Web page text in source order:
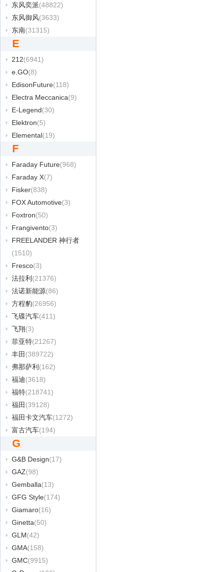
东风奕派(48822)
东风御风(3633)
东南(31315)
E
212(6941)
e.GO(8)
EdisonFuture(118)
Electra Meccanica(9)
E-Legend(30)
Elektron(5)
Elemental(19)
F
Faraday Future(968)
Faraday X(7)
Fisker(838)
FOX Automotive(3)
Foxtron(50)
Frangivento(3)
FREELANDER 神行者
(1510)
Fresco(3)
法拉利 (21376)
法诺新能源(86)
方程豹(26956)
飞碟汽车(411)
飞翔(3)
菲亚特(21267)
丰田 (389722)
弗那萨利 (162)
福迪(3618)
福特(218741)
福田 (39128)
福田卡文汽车(1272)
富古汽车(194)
G
G&B Design(17)
GAZ(98)
Gemballa(13)
GFG Style(174)
Giamaro(16)
Ginetta(50)
GLM(42)
GMA(158)
GMC(9915)